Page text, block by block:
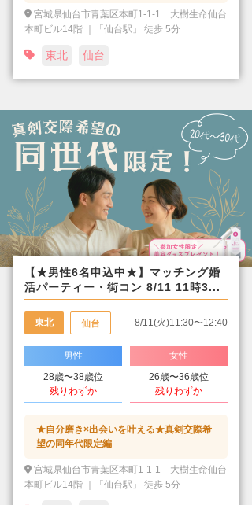
宮城県仙台市青葉区本町1-1-1 大樹生命仙台
本町ビル14階 ｜「仙台駅」 徒歩 5分
東北 仙台
【★男性6名申込中★】マッチング婚
活パーティー・街コン 8/11 11時3...
東北 仙台 8/11(火)11:30〜12:40
男性
28歳〜38歳位
残りわずか
女性
26歳〜36歳位
残りわずか
★自分磨き×出会いを叶える★真剣交際希
望の同年代限定編
宮城県仙台市青葉区本町1-1-1 大樹生命仙台
本町ビル14階 ｜「仙台駅」 徒歩 5分